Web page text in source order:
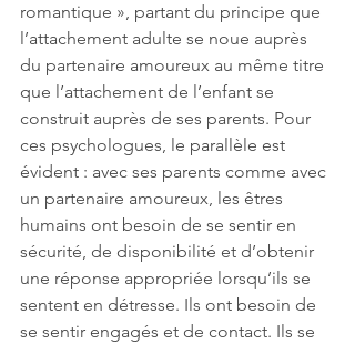
romantique », partant du principe que
l’attachement adulte se noue auprès
du partenaire amoureux au même titre
que l’attachement de l’enfant se
construit auprès de ses parents. Pour
ces psychologues, le parallèle est
évident : avec ses parents comme avec
un partenaire amoureux, les êtres
humains ont besoin de se sentir en
sécurité, de disponibilité et d’obtenir
une réponse appropriée lorsqu’ils se
sentent en détresse. Ils ont besoin de
se sentir engagés et de contact. Ils se